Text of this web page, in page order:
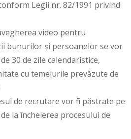
Legii nr. 82/1991 privind
video pentru
bunurilor și persoanelor se vor
30 de zile calendaristice,
cu temeiurile prevăzute de
de recrutare vor fi păstrate pe
la încheierea procesului de